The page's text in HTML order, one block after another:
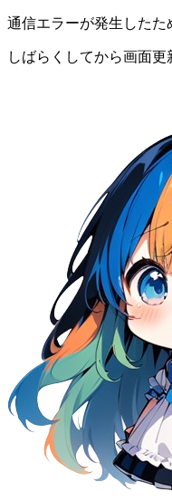
通信エラーが発生したた
しばらくしてから画面更